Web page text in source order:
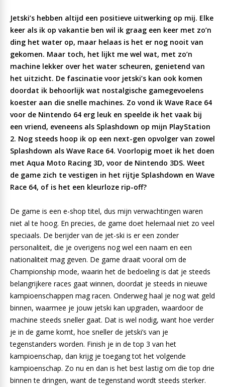
Jetski’s hebben altijd een positieve uitwerking op mij. Elke
keer als ik op vakantie ben wil ik graag een keer met zo’n
ding het water op, maar helaas is het er nog nooit van
gekomen. Maar toch, het lijkt me wel wat, met zo’n
machine lekker over het water scheuren, genietend van
het uitzicht. De fascinatie voor jetski’s kan ook komen
doordat ik behoorlijk wat nostalgische gamegevoelens
koester aan die snelle machines. Zo vond ik Wave Race 64
voor de Nintendo 64 erg leuk en speelde ik het vaak bij
een vriend, eveneens als Splashdown op mijn PlayStation
2. Nog steeds hoop ik op een next-gen opvolger van zowel
Splashdown als Wave Race 64. Voorlopig moet ik het doen
met Aqua Moto Racing 3D, voor de Nintendo 3DS. Weet
de game zich te vestigen in het rijtje Splashdown en Wave
Race 64, of is het een kleurloze rip-off?
De game is een e-shop titel, dus mijn verwachtingen waren
niet al te hoog. En precies, de game doet helemaal niet zo veel
speciaals. De berijder van de jet-ski is er een zonder
personaliteit, die je overigens nog wel een naam en een
nationaliteit mag geven. De game draait vooral om de
Championship mode, waarin het de bedoeling is dat je steeds
belangrijkere races gaat winnen, doordat je steeds in nieuwe
kampioenschappen mag racen. Onderweg haal je nog wat geld
binnen, waarmee je jouw jetski kan upgraden, waardoor de
machine steeds sneller gaat. Dat is wel nodig, want hoe verder
je in de game komt, hoe sneller de jetski’s van je
tegenstanders worden. Finish je in de top 3 van het
kampioenschap, dan krijg je toegang tot het volgende
kampioenschap. Zo nu en dan is het best lastig om die top drie
binnen te dringen, want de tegenstand wordt steeds sterker.